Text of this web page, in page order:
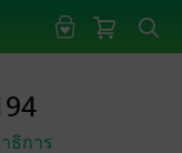
ธิการ